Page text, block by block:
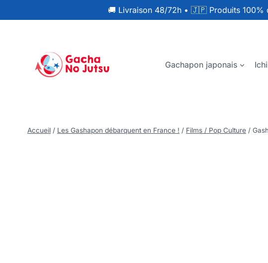
🚚 Livraison 48/72h • 🇯🇵 Produits 100%
Gachapon japonais
Accueil / Les Gashapon débarquent en France ! / Films / Pop Culture /